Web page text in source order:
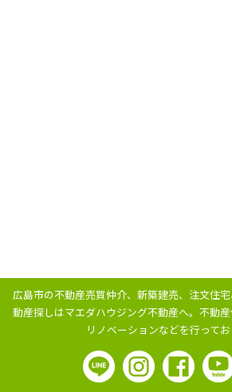
広島市の不動産売買仲介、新築建売、注文住
動産探しはマエダハウジング不動産へ。 不動産
リノベーションなどを行ってお